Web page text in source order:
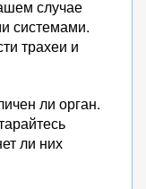
случае
системами.
трахеи и
ли орган.
ли них